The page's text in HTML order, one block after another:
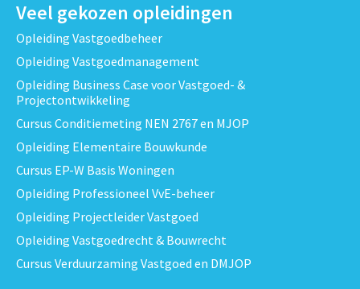
Veel gekozen opleidingen
Opleiding Vastgoedbeheer
Opleiding Vastgoedmanagement
Opleiding Business Case voor Vastgoed- &
Projectontwikkeling
Cursus Conditiemeting NEN 2767 en MJOP
Opleiding Elementaire Bouwkunde
Cursus EP-W Basis Woningen
Opleiding Professioneel VvE-beheer
Opleiding Projectleider Vastgoed
Opleiding Vastgoedrecht & Bouwrecht
Cursus Verduurzaming Vastgoed en DMJOP